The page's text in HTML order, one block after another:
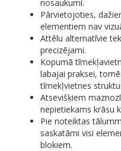
nosaukumi.
Pārvietojoties,
elementiem nav
Attēlu alternatīvie
precizējami.
Kopumā
labajai praksei,
tīmekļvietnes
Atsevišķiem
nepietiekams krāsu
Pie noteiktas
saskatāmi visi
blokiem.